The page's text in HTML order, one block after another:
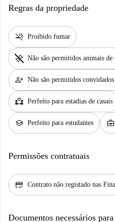
Regras da propriedade
smoke_free Proibido fumar
pet_supplies Não são permitidos animais de
person_add Não são permitidos
partner_heart Perfeito para estadias de casais
school Perfeito para estudantes business_center
Permissões contratuais
credit_score Contrato não registado nas
Documentos necessários